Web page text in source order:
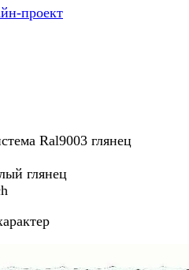
проект
Ral9003 глянец
глянец